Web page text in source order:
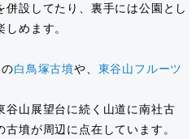
設してたり、裏手には公園とし
めます。
白鳥塚古墳や、 東谷山フルーツ
谷山展望台に続く山道に南社古
墳が周辺に点在しています。